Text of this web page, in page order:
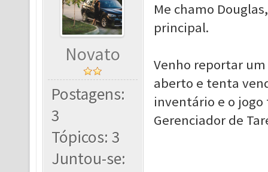
Novato
Postagens:
3
Tópicos: 3
Juntou-se:
Me chamo
principal.
Venho reportar um
aberto e tenta
inventário e o
Gerenciador de